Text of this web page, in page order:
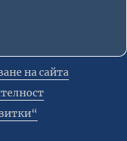
на сайта